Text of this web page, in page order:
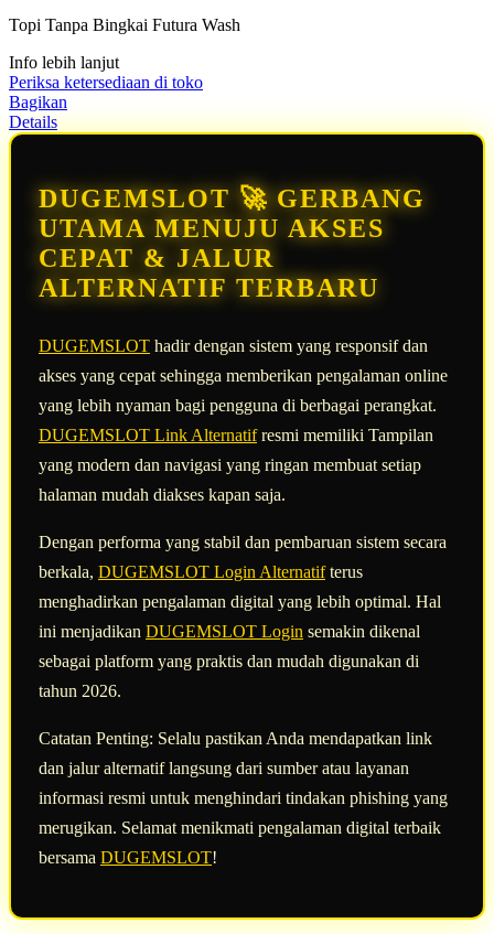
bintang,
rating
rata-
rata.
Read
13
halaman
yang
sama.
Topi Tanpa Bingkai Futura Wash
Info lebih lanjut
Periksa ketersediaan di toko
Bagikan
Details
DUGEMSLOT 🚀 GERBANG
UTAMA MENUJU AKSES
CEPAT & JALUR
ALTERNATIF TERBARU
DUGEMSLOT hadir dengan sistem yang responsif dan
akses yang cepat sehingga memberikan pengalaman online
yang lebih nyaman bagi pengguna di berbagai perangkat.
DUGEMSLOT Link Alternatifresmi memiliki Tampilan
yang modern dan navigasi yang ringan membuat setiap
halaman mudah diakses kapan saja.
Dengan performa yang stabil dan pembaruan sistem secara
berkala, DUGEMSLOT Login Alternatifterus
menghadirkan pengalaman digital yang lebih optimal. Hal
ini menjadikan DUGEMSLOT Login semakin dikenal
sebagai platform yang praktis dan mudah digunakan di
tahun 2026.
Catatan Penting: Selalu pastikan Anda mendapatkan link
dan jalur alternatif langsung dari sumber atau layanan
informasi resmi untuk menghindari tindakan phishing yang
merugikan. Selamat menikmati pengalaman digital terbaik
bersama DUGEMSLOT!